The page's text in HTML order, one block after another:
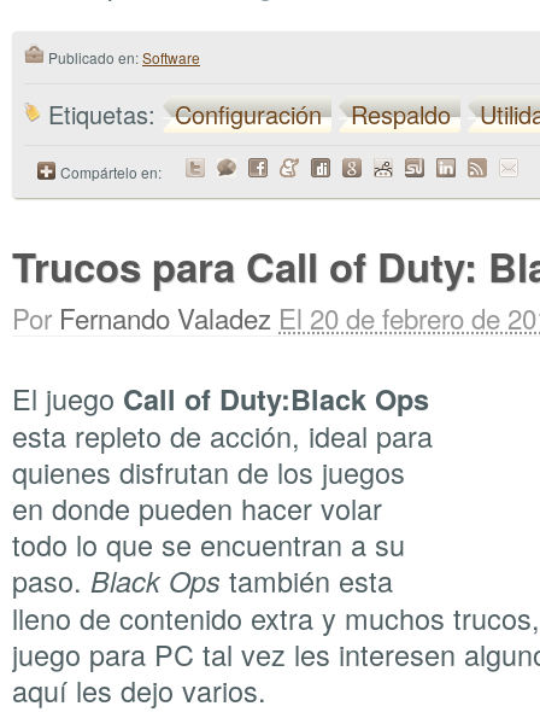
Publicado en:Software
Etiquetas: Configuración Respaldo
Compártelo en:
Trucos para Call of Duty:
Por Fernando Valadez El 20 de febrero de
El juego Call of Duty:Black Ops
esta repleto de acción, ideal para
quienes disfrutan de los juegos
en donde pueden hacer volar
todo lo que se encuentran a su
paso. Black Ops también esta
lleno de contenido extra y muchos
juego para PC tal vez les interesen
aquí les dejo varios.